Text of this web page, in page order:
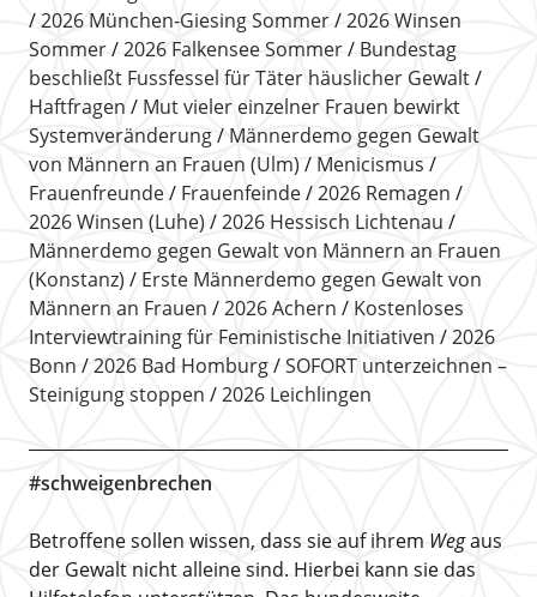
2026 München-Giesing Sommer
2026 Winsen
Sommer
2026 Falkensee Sommer
Bundestag
beschließt Fussfessel für Täter häuslicher Gewalt
Haftfragen
Mut vieler einzelner Frauen bewirkt
Systemveränderung
Männerdemo gegen Gewalt
von Männern an Frauen (Ulm)
Menicismus
Frauenfreunde
Frauenfeinde
2026 Remagen
2026 Winsen (Luhe)
2026 Hessisch Lichtenau
Männerdemo gegen Gewalt von Männern an Frauen
(Konstanz)
Erste Männerdemo gegen Gewalt von
Männern an Frauen
2026 Achern
Kostenloses
Interviewtraining für Feministische Initiativen
2026
Bonn
2026 Bad Homburg
SOFORT unterzeichnen –
Steinigung stoppen
2026 Leichlingen
#schweigenbrechen
Betroffene sollen wissen, dass sie auf ihrem Wegaus
der Gewalt nicht alleine sind. Hierbei kann sie das